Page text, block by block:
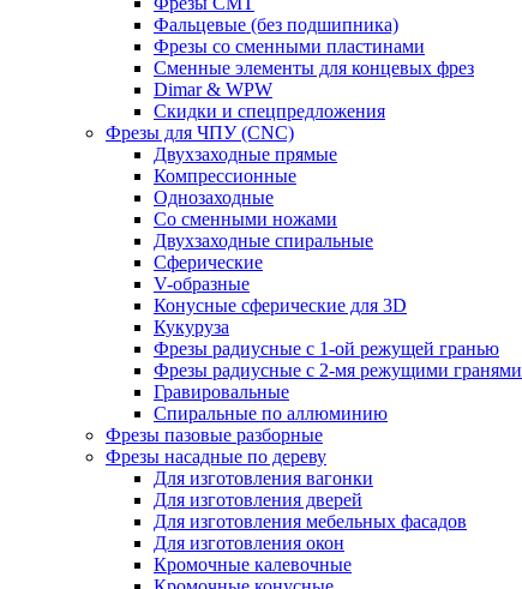
Фальцевые (без подшипника)
Фрезы со сменными пластинами
Сменные элементы для концевых фрез
Dimar & WPW
Скидки и спецпредложения
Фрезы для ЧПУ (CNC)
Двухзаходные прямые
Компрессионные
Однозаходные
Со сменными ножами
Двухзаходные спиральные
Сферические
V-образные
Конусные сферические для 3D
Кукуруза
Фрезы радиусные с 1-ой режущей гранью
Фрезы радиусные с 2-мя режущими гранями
Гравировальные
Cпиральные по аллюминию
Фрезы пазовые разборные
Фрезы насадные по дереву
Для изготовления вагонки
Для изготовления дверей
Для изготовления мебельных фасадов
Для изготовления окон
Кромочные калевочные